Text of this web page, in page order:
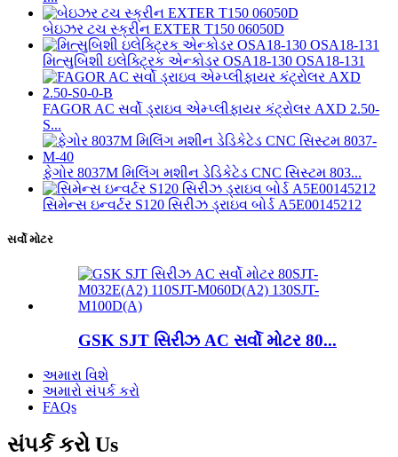
બેઇઝર ટચ સ્ક્રીન EXTER T150 06050D
મિત્સુબિશી ઇલેક્ટ્રિક એન્કોડર OSA18-130 OSA18-131
FAGOR AC સર્વો ડ્રાઇવ એમ્પ્લીફાયર કંટ્રોલર AXD 2.50-
S...
ફેગોર 8037M મિલિંગ મશીન ડેડિકેટેડ CNC સિસ્ટમ 803...
સિમેન્સ ઇન્વર્ટર S120 સિરીઝ ડ્રાઇવ બોર્ડ A5E00145212
સર્વો મોટર
GSK SJT સિરીઝ AC સર્વો મોટર 80...
અમારા વિશે
અમારો સંપર્ક કરો
FAQs
સંપર્ક કરો Us